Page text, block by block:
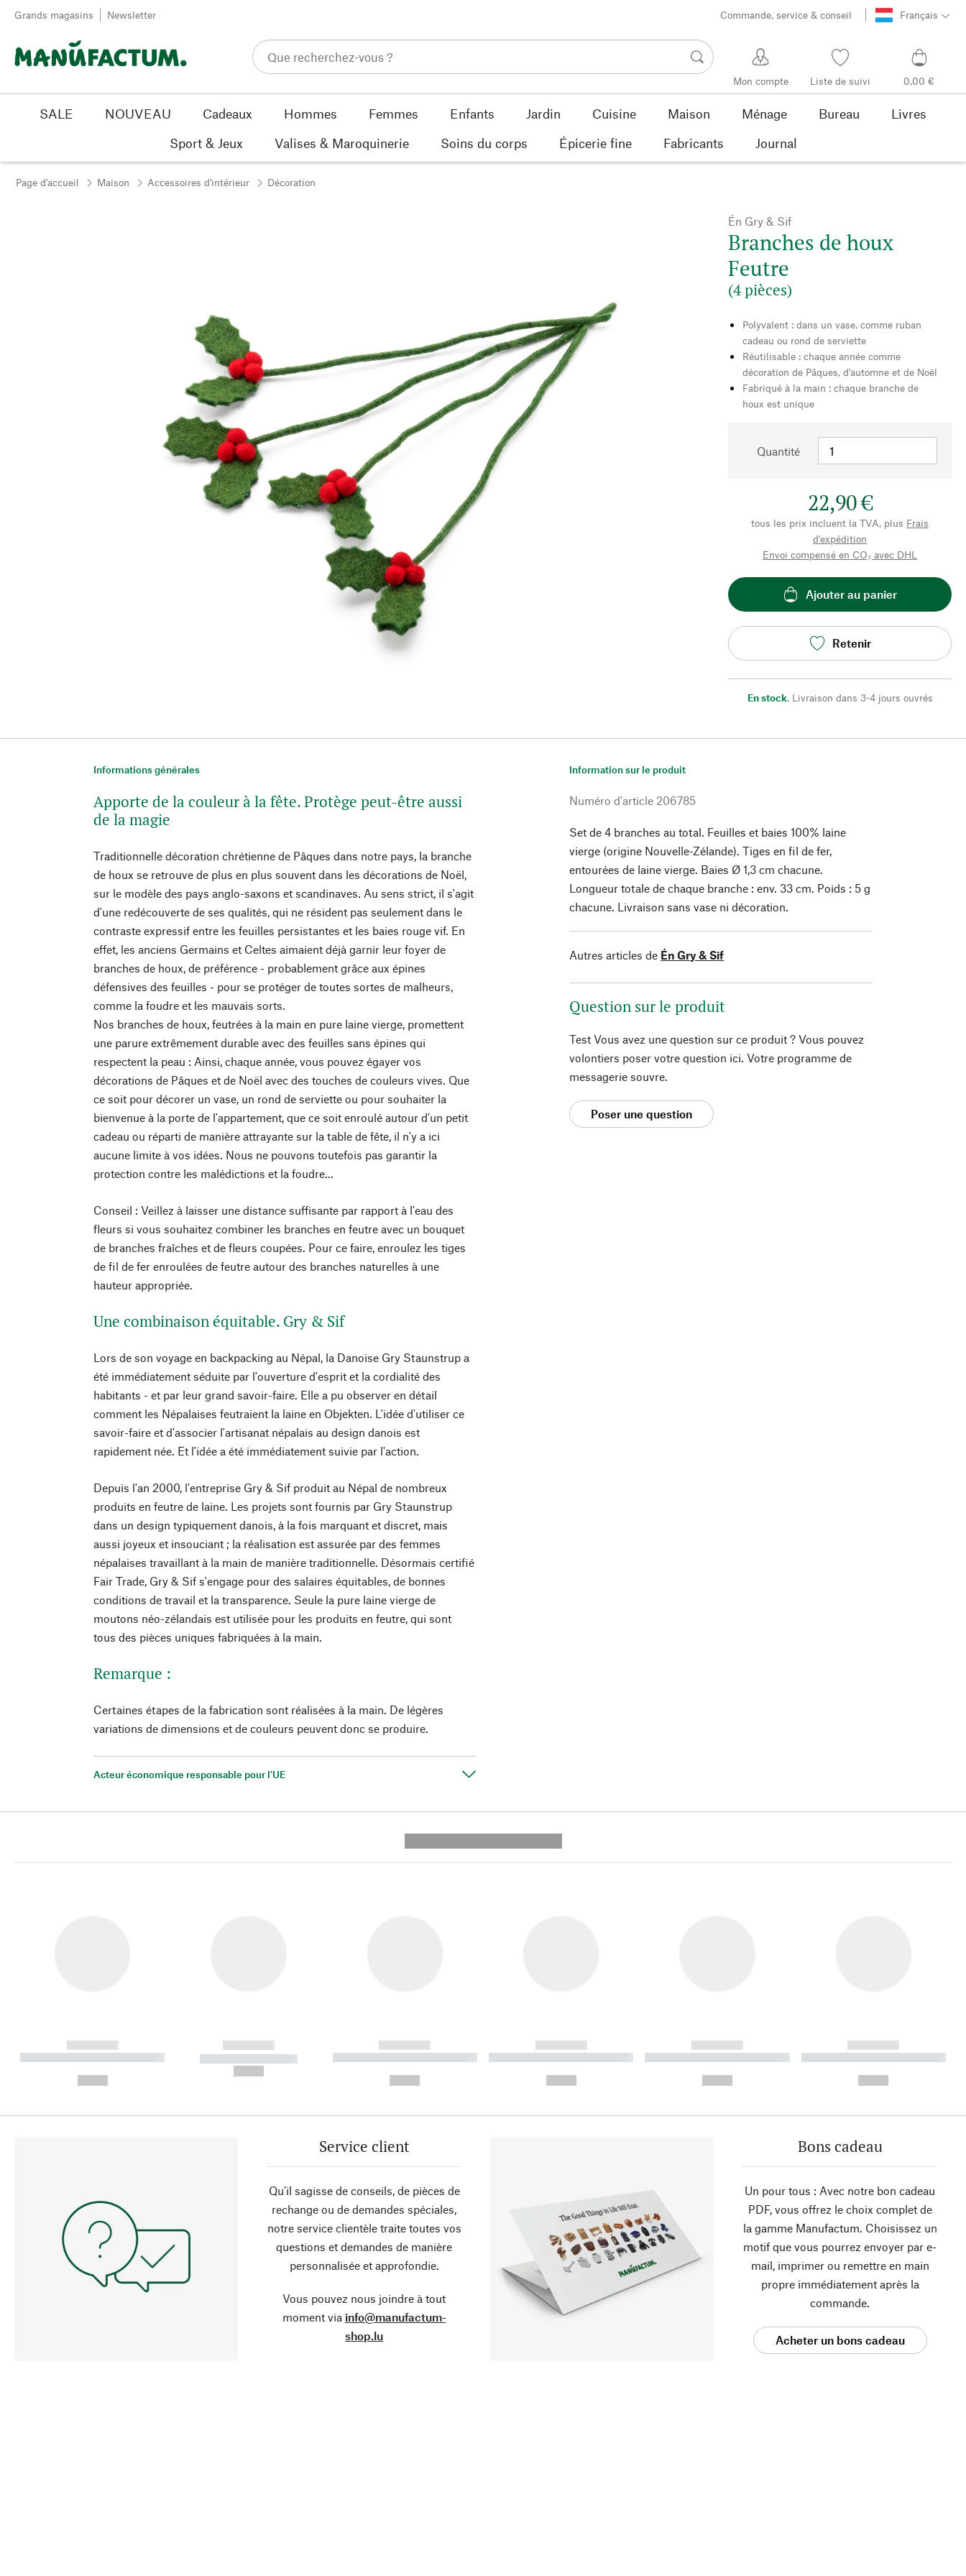
Passer au contenu
Grands magasins Newsletter Commande, service & conseil Français
Mon compte Liste de suivi 0,00 €
SALE NOUVEAU Cadeaux Hommes Femmes Enfants Jardin Cuisine Maison Ménage Bureau
Livres
Sport & Jeux
Valises & Maroquinerie Soins du corps Épicerie fine Fabricants Journal
Page d'accueil Maison Accessoires d'intérieur Décoration
Én Gry & Sif
Branches de houx
Feutre
(4 pièces)
Polyvalent : dans un vase, comme ruban
cadeau ou rond de serviette
Réutilisable : chaque année comme
décoration de Pâques, d'automne et de Noël
Fabriqué à la main : chaque branche de
houx est unique
Quantité
22,90 €
tous les prix incluent la TVA, plus Frais
d'expédition
Envoi compensé en CO₂ avec DHL
Ajouter au panier
Retenir
En stock, Livraison dans 3-4 jours ouvrés
Informations générales
Apporte de la couleur à la fête. Protège peut-être aussi
de la magie
Traditionnelle décoration chrétienne de Pâques dans notre pays, la branche
de houx se retrouve de plus en plus souvent dans les décorations de Noël,
sur le modèle des pays anglo-saxons et scandinaves. Au sens strict, il s'agit
d'une redécouverte de ses qualités, qui ne résident pas seulement dans le
contraste expressif entre les feuilles persistantes et les baies rouge vif. En
effet, les anciens Germains et Celtes aimaient déjà garnir leur foyer de
branches de houx, de préférence - probablement grâce aux épines
défensives des feuilles - pour se protéger de toutes sortes de malheurs,
comme la foudre et les mauvais sorts.
Nos branches de houx, feutrées à la main en pure laine vierge, promettent
une parure extrêmement durable avec des feuilles sans épines qui
respectent la peau : Ainsi, chaque année, vous pouvez égayer vos
décorations de Pâques et de Noël avec des touches de couleurs vives. Que
ce soit pour décorer un vase, un rond de serviette ou pour souhaiter la
bienvenue à la porte de l'appartement, que ce soit enroulé autour d'un petit
cadeau ou réparti de manière attrayante sur la table de fête, il n'y a ici
aucune limite à vos idées. Nous ne pouvons toutefois pas garantir la
protection contre les malédictions et la foudre...
Conseil : Veillez à laisser une distance suffisante par rapport à l'eau des
fleurs si vous souhaitez combiner les branches en feutre avec un bouquet
de branches fraîches et de fleurs coupées. Pour ce faire, enroulez les tiges
de fil de fer enroulées de feutre autour des branches naturelles à une
hauteur appropriée.
Une combinaison équitable. Gry & Sif
Lors de son voyage en backpacking au Népal, la Danoise Gry Staunstrup a
été immédiatement séduite par l'ouverture d'esprit et la cordialité des
habitants - et par leur grand savoir-faire. Elle a pu observer en détail
comment les Népalaises feutraient la laine en Objekten. L'idée d'utiliser ce
savoir-faire et d'associer l'artisanat népalais au design danois est
rapidement née. Et l'idée a été immédiatement suivie par l'action.
Depuis l'an 2000, l'entreprise Gry & Sif produit au Népal de nombreux
produits en feutre de laine. Les projets sont fournis par Gry Staunstrup
dans un design typiquement danois, à la fois marquant et discret, mais
aussi joyeux et insouciant ; la réalisation est assurée par des femmes
népalaises travaillant à la main de manière traditionnelle. Désormais certifié
Fair Trade, Gry & Sif s'engage pour des salaires équitables, de bonnes
conditions de travail et la transparence. Seule la pure laine vierge de
moutons néo-zélandais est utilisée pour les produits en feutre, qui sont
tous des pièces uniques fabriquées à la main.
Remarque :
Certaines étapes de la fabrication sont réalisées à la main. De légères
variations de dimensions et de couleurs peuvent donc se produire.
Acteur économique responsable pour l'UE
Information sur le produit
Numéro d'article 206785
Set de 4 branches au total. Feuilles et baies 100% laine
vierge (origine Nouvelle-Zélande). Tiges en fil de fer,
entourées de laine vierge. Baies Ø 1,3 cm chacune.
Longueur totale de chaque branche : env. 33 cm. Poids : 5 g
chacune. Livraison sans vase ni décoration.
Autres articles de Én Gry & Sif
Question sur le produit
Test Vous avez une question sur ce produit ? Vous pouvez
volontiers poser votre question ici. Votre programme de
messagerie souvre.
Poser une question
------------
----------- ----------- ----------
------------
----------- -----------
------------
----------- ----------- ----------
------------
----------- ----------- ----------
------------
----------- ----------- ----------
------------
----------- ----------- ----------
Service client
Qu’il sagisse de conseils, de pièces de
rechange ou de demandes spéciales,
notre service clientèle traite toutes vos
questions et demandes de manière
personnalisée et approfondie.
Vous pouvez nous joindre à tout
moment via info@manufactum-
shop.lu
Bons cadeau
Un pour tous : Avec notre bon cadeau
PDF, vous offrez le choix complet de
la gamme Manufactum. Choisissez un
motif que vous pourrez envoyer par e-
mail, imprimer ou remettre en main
propre immédiatement après la
commande.
Acheter un bons cadeau